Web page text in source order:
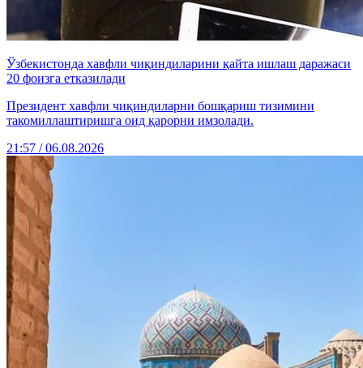
Ўзбекистонда хавфли чиқиндиларини қайта ишлаш даражаси
20 фоизга етказилади
Президент хавфли чиқиндиларни бошқариш тизимини
такомиллаштиришга оид қарорни имзолади.
21:57 / 06.08.2026